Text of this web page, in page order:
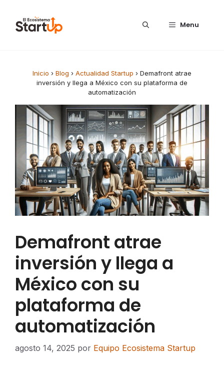
Menu
Inicio › Blog › Actualidad Startup › Demafront atrae
inversión y llega a México con su plataforma de
automatización
Demafront atrae
inversión y llega a
México con su
plataforma de
automatización
agosto 14, 2025 por Equipo Ecosistema Startup